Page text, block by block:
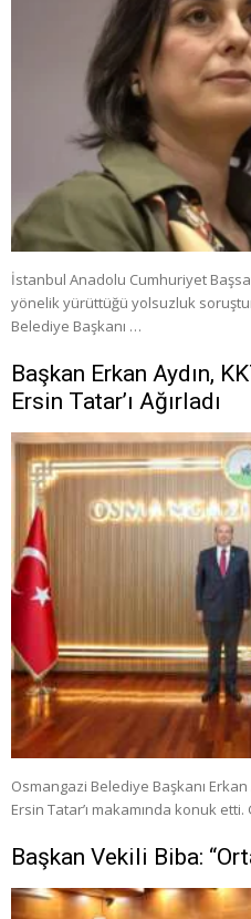
İstanbul Anadolu Cumhuriyet
yönelik yürüttüğü yolsuzluk
Belediye Başkanı …
Başkan Erkan Aydın,
Ersin Tatar’ı Ağırladı
Osmangazi Belediye Başkanı Erkan
Ersin Tatar’ı makamında konuk
Başkan Vekili Biba: